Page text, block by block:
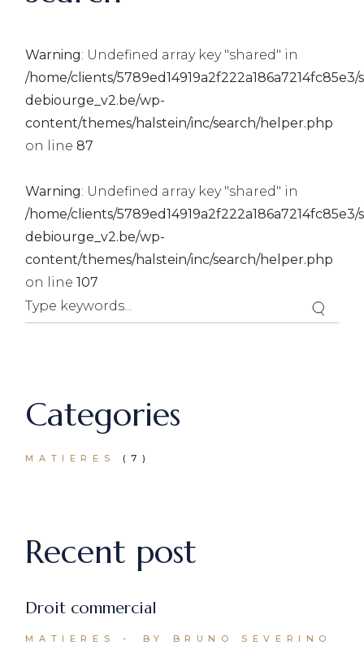
Warning: Undefined array key "shared" in
/home/clients/
debiourge_v2.be/wp-
content/themes/halstein/inc/search/helper.php
on line87
Warning: Undefined array key "shared" in
/home/clients/
debiourge_v2.be/wp-
content/themes/halstein/inc/search/helper.php
on line107
Categories
MATIERES (7)
Recent post
Droit commercial
MATIERES BY BRUNO SEVERINO